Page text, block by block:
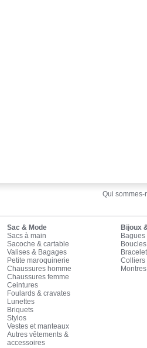
Qui sommes-
Sac & Mode
Sacs à main
Sacoche & cartable
Valises & Bagages
Petite maroquinerie
Chaussures homme
Chaussures femme
Ceintures
Foulards & cravates
Lunettes
Briquets
Stylos
Vestes et manteaux
Autres vêtements &
accessoires
Bijoux
Bagues
Colliers